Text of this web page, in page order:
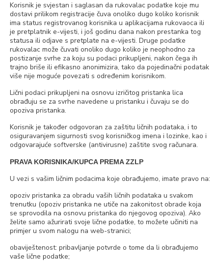
Korisnik je svjestan i saglasan da rukovalac podatke koje mu
dostavi prilikom registracije čuva onoliko dugo koliko korisnik
ima status registrovanog korisnika u aplikacijama rukovaoca ili
je pretplatnik e-vijesti, i još godinu dana nakon prestanka tog
statusa ili odjave s pretplate na e-vijesti. Druge podatke
rukovalac može čuvati onoliko dugo koliko je neophodno za
postizanje svrhe za koju su podaci prikupljeni, nakon čega ih
trajno briše ili efikasno anonimizira, tako da pojedinačni podatak
više nije moguće povezati s određenim korisnikom.
Lični podaci prikupljeni na osnovu izričitog pristanka lica
obrađuju se za svrhe navedene u pristanku i čuvaju se do
opoziva pristanka.
Korisnik je također odgovoran za zaštitu ličnih podataka, i to
osiguravanjem sigurnosti svog korisničkog imena i lozinke, kao i
odgovarajuće softverske (antivirusne) zaštite svog računara.
PRAVA KORISNIKA/KUPCA PREMA ZZLP
U vezi s vašim ličnim podacima koje obrađujemo, imate pravo na:
opoziv pristanka za obradu vaših ličnih podataka u svakom
trenutku (opoziv pristanka ne utiče na zakonitost obrade koja
se sprovodila na osnovu pristanka do njegovog opoziva). Ako
želite samo ažurirati svoje lične podatke, to možete učiniti na
primjer u svom nalogu na web-stranici;
obaviještenost: pribavljanje potvrde o tome da li obrađujemo
vaše lične podatke;